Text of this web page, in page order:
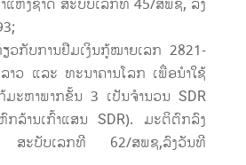
ແຫ່ງຊາດ ສະບັບເລກທີ 45/ສພຊ, ລົງ
ວກັບການຢືມເງິນກູ້ໝາຍເລກ 2821-
ວ ແລະ ທະນາຄານໂລກ ເພື່ອນຳໃຊ້
ມະຫາພາກຂັ້ນ 3 ເປັນຈຳນວນ SDR
ກລ້ານເກົ້າແສນ SDR). ມະຕິຕົກລົງ
ສະບັບເລກທີ 62/ສພຊ,ລົງວັນທີ